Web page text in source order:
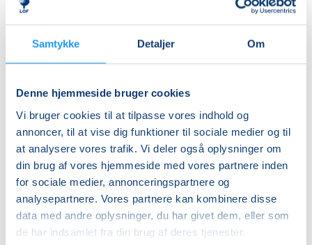
Samtykke Detaljer Om
Denne hjemmeside bruger cookies
Vi bruger cookies til at tilpasse vores indhold og
annoncer, til at vise dig funktioner til sociale medier og til
at analysere vores trafik. Vi deler også oplysninger om
din brug af vores hjemmeside med vores partnere inden
for sociale medier, annonceringspartnere og
analysepartnere. Vores partnere kan kombinere disse
data med andre oplysninger, du har givet dem, eller som
de har indsamlet fra din brug af deres tjenester.
Priser
Almen
DKK 1.475,00
Info
Nummer
462150
Første mødegang
fredag 21.08.2026, kl. 09.00 - 10.30